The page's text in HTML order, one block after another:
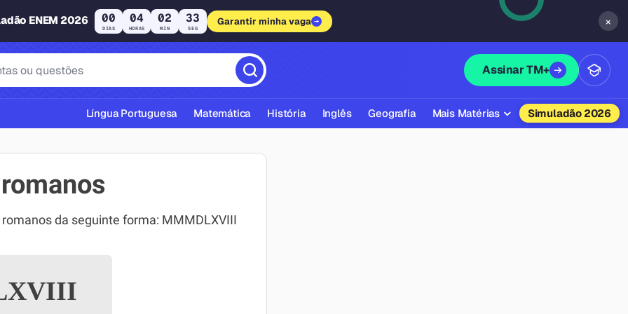
ENEM 2026 00
DIAS
04
HORAS
02
MIN
33
SEG
Garantir minha vaga ×
Assinar TM+
ABNT
Língua Portuguesa Matemática História Inglês Geografia Mais Matérias Simuladão 2026
da seguinte forma: MMMDLXVIII